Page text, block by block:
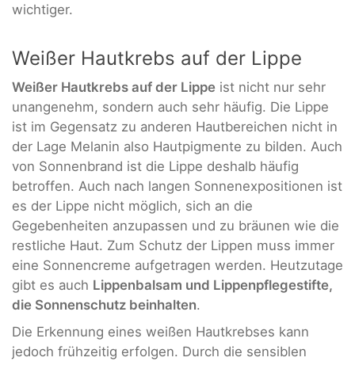
wichtiger.
Weißer Hautkrebs auf der Lippe
Weißer Hautkrebs auf der Lippe ist nicht nur sehr
unangenehm, sondern auch sehr häufig. Die Lippe
ist im Gegensatz zu anderen Hautbereichen nicht in
der Lage Melanin also Hautpigmente zu bilden. Auch
von Sonnenbrand ist die Lippe deshalb häufig
betroffen. Auch nach langen Sonnenexpositionen ist
es der Lippe nicht möglich, sich an die
Gegebenheiten anzupassen und zu bräunen wie die
restliche Haut. Zum Schutz der Lippen muss immer
eine Sonnencreme aufgetragen werden. Heutzutage
gibt es auch Lippenbalsam und Lippenpflegestifte,
die Sonnenschutz beinhalten.
Die Erkennung eines weißen Hautkrebses kann
jedoch frühzeitig erfolgen. Durch die sensiblen